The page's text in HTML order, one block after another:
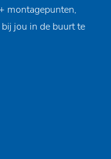
montagepunten,
jou in de buurt te